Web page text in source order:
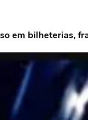
em bilheterias,